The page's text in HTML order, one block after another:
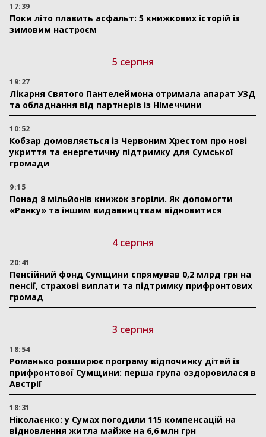
17:39
Поки літо плавить асфальт: 5 книжкових історій із
зимовим настроєм
5 серпня
19:27
Лікарня Святого Пантелеймона отримала апарат УЗД
та обладнання від партнерів із Німеччини
10:52
Кобзар домовляється із Червоним Хрестом про нові
укриття та енергетичну підтримку для Сумської
громади
9:15
Понад 8 мільйонів книжок згоріли. Як допомогти
«Ранку» та іншим видавництвам відновитися
4 серпня
20:41
Пенсійний фонд Сумщини спрямував 0,2 млрд грн на
пенсії, страхові виплати та підтримку прифронтових
громад
3 серпня
18:54
Романько розширює програму відпочинку дітей із
прифронтової Сумщини: перша група оздоровилася в
Австрії
18:31
Ніколаєнко: у Сумах погодили 115 компенсацій на
відновлення житла майже на 6,6 млн грн